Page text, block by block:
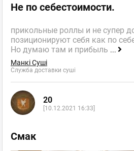
Не по себестоимости.
прикольные роллы и не супер
позиционируют себя как по
Но думаю там и прибыль ...
Манкі Суші
Служба доставки суші
20
[10.12.2021 16:33]
Смак